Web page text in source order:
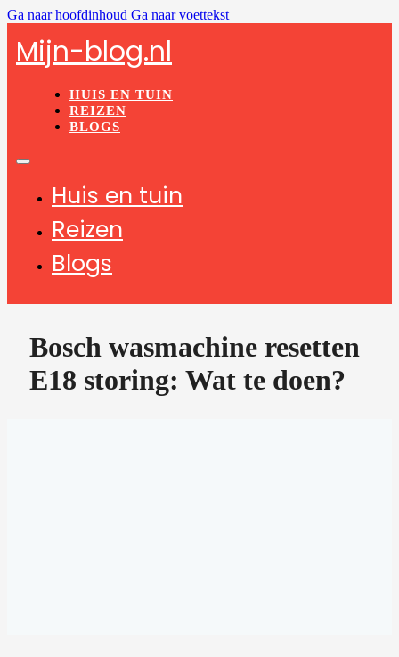
Ga naar hoofdinhoud Ga naar voettekst
Mijn-blog.nl
HUIS EN TUIN
REIZEN
BLOGS
Huis en tuin
Reizen
Blogs
Bosch wasmachine resetten
E18 storing: Wat te doen?